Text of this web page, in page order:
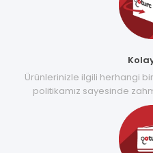
Ürünlerinizle ilgili herhangi
politikamız sayesinde